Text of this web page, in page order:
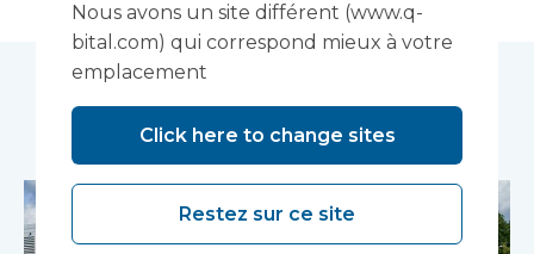
Études de cas connexes
Nous avons un site différent (www.q-
bital.com) qui correspond mieux à votre
emplacement
Click here to change sites
Restez sur ce site